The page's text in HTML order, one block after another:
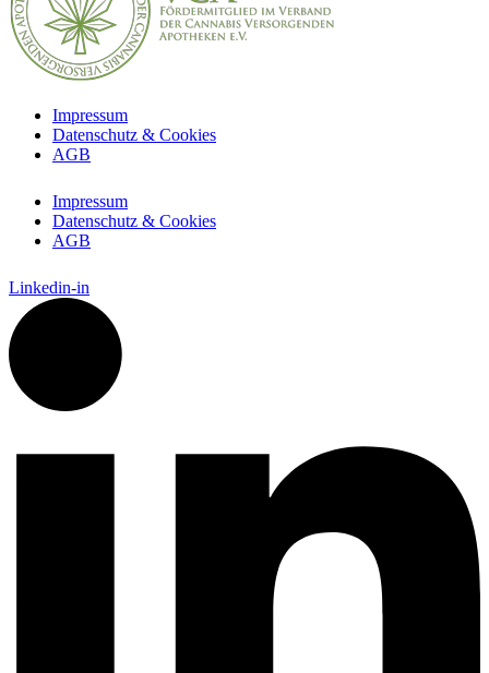
Impressum
Datenschutz & Cookies
AGB
Impressum
Datenschutz & Cookies
AGB
Linkedin-in